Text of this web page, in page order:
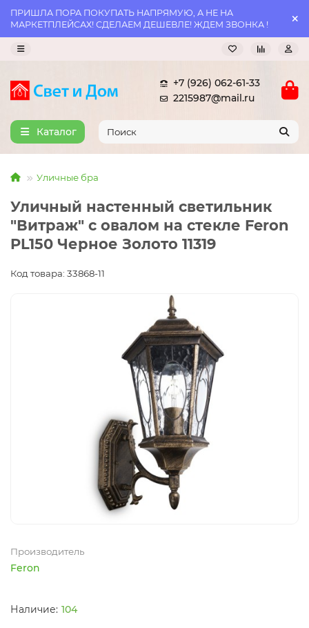
ПРИШЛА ПОРА ПОКУПАТЬ НАПРЯМУЮ, А НЕ НА
МАРКЕТПЛЕЙСАХ! СДЕЛАЕМ ДЕШЕВЛЕ! ЖДЕМ ЗВОНКА !
+7 (926) 062-61-33
2215987@mail.ru
Каталог
Уличные бра
Уличный настенный светильник
"Витраж" с овалом на стекле Feron
PL150 Черное Золото 11319
Код товара: 33868-11
Производитель
Feron
104